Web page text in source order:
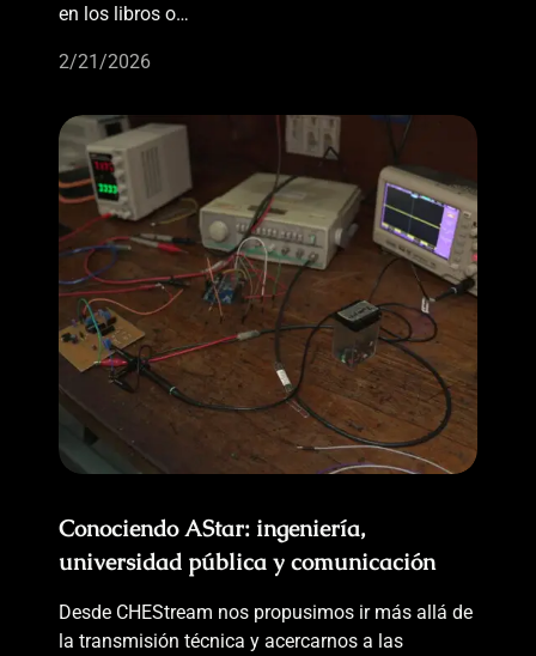
en los libros o…
2/21/2026
Conociendo AStar: ingeniería,
universidad pública y comunicación
Desde CHEStream nos propusimos ir más allá de
la transmisión técnica y acercarnos a las